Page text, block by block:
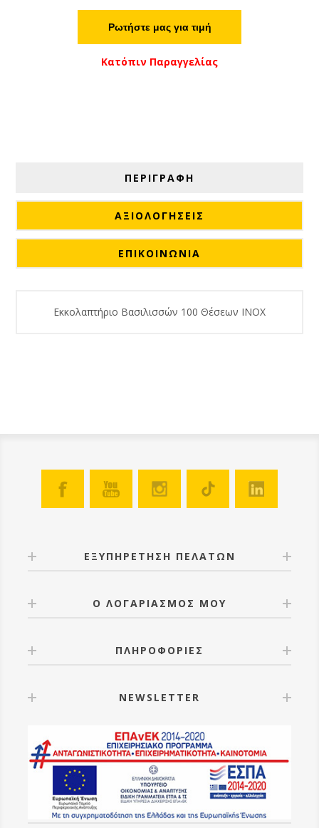
Ρωτήστε μας για τιμή
Κατόπιν Παραγγελίας
ΠΕΡΙΓΡΑΦΗ
ΑΞΙΟΛΟΓΉΣΕΙΣ
ΕΠΙΚΟΙΝΩΝΙΑ
Εκκολαπτήριο Βασιλισσών 100 Θέσεων ΙΝΟΧ
ΕΞΥΠΗΡΕΤΗΣΗ ΠΕΛΑΤΩΝ
Ο ΛΟΓΑΡΙΑΣΜΟΣ ΜΟΥ
ΠΛΗΡΟΦΟΡΙΕΣ
NEWSLETTER